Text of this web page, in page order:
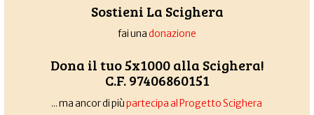
Sostieni La Scighera
fai unadonazione
Dona il tuo 5x1000 alla Scighera!
C.F. 97406860151
... ma ancor di piùpartecipa al Progetto Scighera